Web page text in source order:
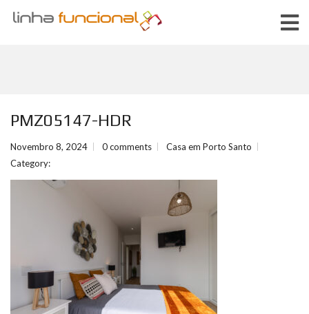
PMZ05147-HDR
Novembro 8, 2024 0 comments
Casa em Porto Santo
Category: